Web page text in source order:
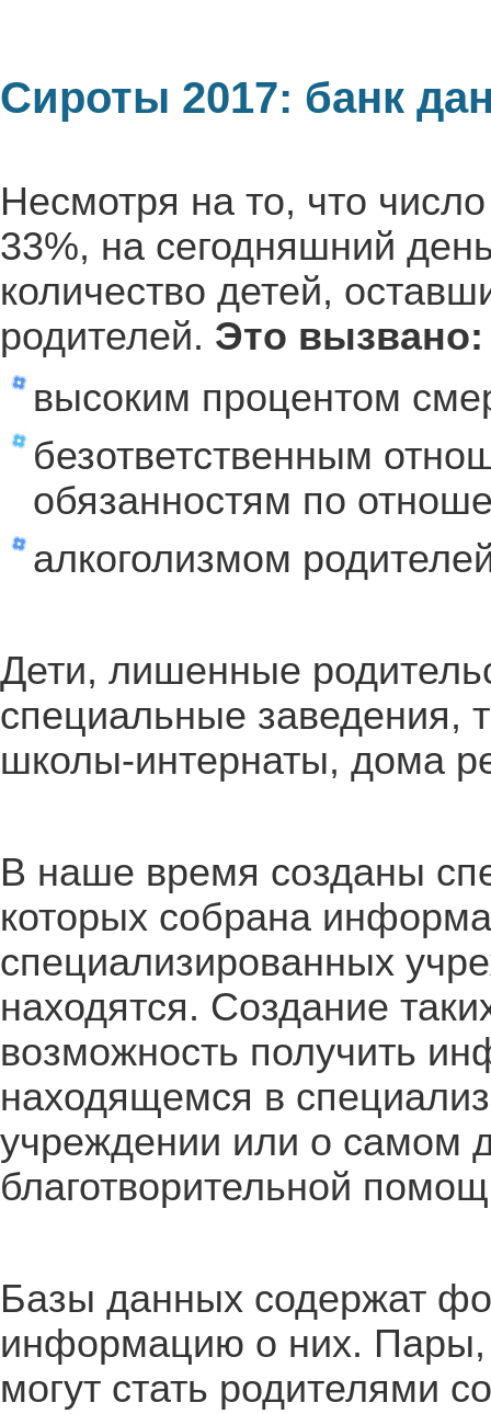
Сироты 2017: банк
Несмотря на то, что
33%, на сегодняшний
количество детей,
родителей. Это вызвано:
высоким процентом
безответственным
обязанностям по
алкоголизмом
Дети, лишенные
специальные заведения,
школы-интернаты, дома
В наше время созданы
которых собрана
специализированных
находятся. Создание
возможность получить
находящемся в
учреждении или о самом
благотворительной
Базы данных содержат
информацию о них.
могут стать родителями